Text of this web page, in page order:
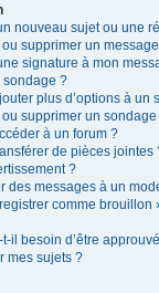
nouveau sujet ou une
supprimer un
signature à mon
sondage ?
plus d’options à un
supprimer un sondage
à un forum ?
de pièces jointes
?
des messages à un
comme brouillon
il besoin d’être
mes sujets ?